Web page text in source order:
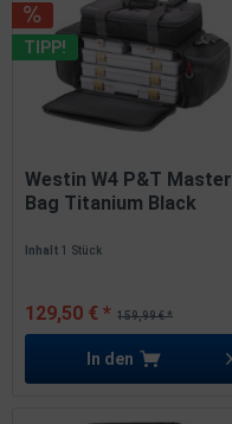
TIPP!
Westin W4 P&T Master
Bag Titanium Black
Inhalt1 Stück
159,99 € *
129,50 € *
In den